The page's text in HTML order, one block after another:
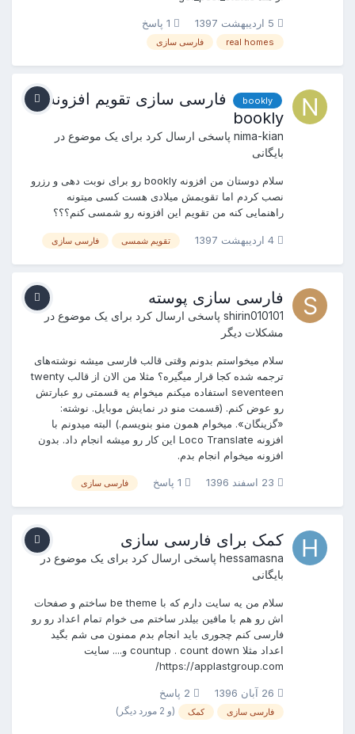
5 اردیبهشت 1397
real homes فارسی سازی
bookly
فارسی سازی تقویم افزونه
bookly
nima-kian پاسخی ارسال کرد برای یک موضوع در
بایگانی
سلام دوستان من افزونه bookly رو برای نوبت دهی و رزرو
نصب کردم اما تقویمش میلادی هست کسی میتونه
راهنمایی کنه من تقویم این افزونه رو شمسی کنم؟؟؟
4 اردیبهشت 1397 تقویم شمسی فارسی سازی
فارسی سازی پوسته
shirin010101 پاسخی ارسال کرد برای یک موضوع در
مشکلات دیگر
سلام میخواستم بدونم وقتی قالب فارسی میشه نوشته‌های
ترجمه شده کجا قرار میگیره؟ مثلا من الان از قالب twenty
seventeen استفاده میکنم میخوام یه قسمتی رو عبارتش
رو عوض کنم. (قسمت منو در نمایش موبایل. نوشته:
«گزینگان». میخوام همون منو بنویسم.) البته میدونم با
افزونه Loco Translate این کار رو میشه انجام داد. بدون
افزونه میخوام انجام بدم.
23 اسفند 1396 فارسی سازی
کمک برای فارسی سازی
hessamasna پاسخی ارسال کرد برای یک موضوع در
بایگانی
سلام من یه سایت دارم که با be theme ساختم و صفحات
اش رو هم با مافین بیلدر ساختم می خوام تمام اعداد رو رو
فارسی کنم چجوری باید انجام بدم ممنون می شم بگید
اعداد مثلا countup . count down و.... سایت
https://applastgroup.com/
26 آبان 1396
فارسی سازی کمک (و 2 مورد دیگر)